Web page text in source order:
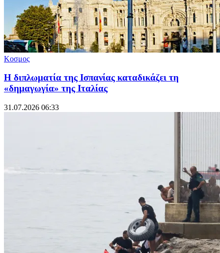
Κοσμος
Η διπλωματία της Ισπανίας καταδικάζει τη
«δημαγωγία» της Ιταλίας
31.07.2026 06:33